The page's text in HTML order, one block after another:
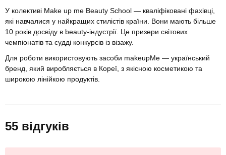
У колективі Make up me Beauty School — кваліфіковані фахівці,
які навчалися у найкращих стилістів країни. Вони мають більше
10 років досвіду в beauty-індустрії. Це призери світових
чемпіонатів та судді конкурсів із візажу.
Для роботи використовують засоби makeupMe — український
бренд, який виробляється в Кореї, з якісною косметикою та
широкою лінійкою продуктів.
55 відгуків